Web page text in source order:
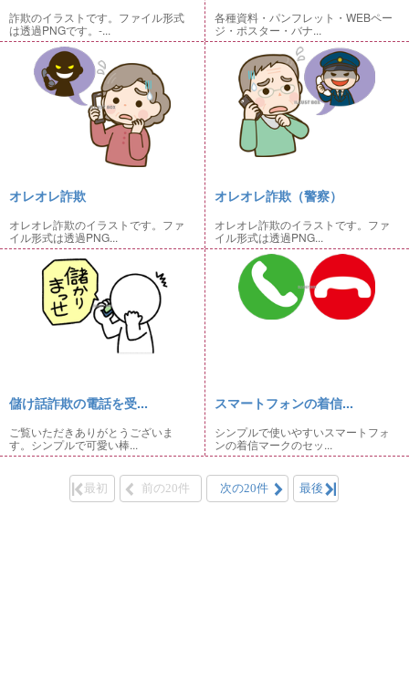
詐欺のイラストです。ファイル形式
は透過PNGです。-...
各種資料・パンフレット・WEBペー
ジ・ポスター・バナ...
オレオレ詐欺
オレオレ詐欺のイラストです。ファ
イル形式は透過PNG...
オレオレ詐欺（警察）
オレオレ詐欺のイラストです。ファ
イル形式は透過PNG...
儲け話詐欺の電話を受...
ご覧いただきありがとうございま
す。シンプルで可愛い棒...
スマートフォンの着信...
シンプルで使いやすいスマートフォ
ンの着信マークのセッ...
最初 前の20件 次の20件 最後